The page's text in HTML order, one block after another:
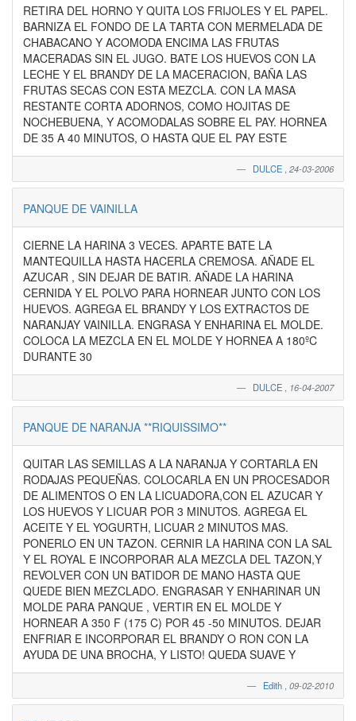
RETIRA DEL HORNO Y QUITA LOS FRIJOLES Y EL PAPEL.
BARNIZA EL FONDO DE LA TARTA CON MERMELADA DE
CHABACANO Y ACOMODA ENCIMA LAS FRUTAS
MACERADAS SIN EL JUGO. BATE LOS HUEVOS CON LA
LECHE Y EL BRANDY DE LA MACERACION, BAÑA LAS
FRUTAS SECAS CON ESTA MEZCLA. CON LA MASA
RESTANTE CORTA ADORNOS, COMO HOJITAS DE
NOCHEBUENA, Y ACOMODALAS SOBRE EL PAY. HORNEA
DE 35 A 40 MINUTOS, O HASTA QUE EL PAY ESTE
DULCE 24-03-2006
PANQUE DE VAINILLA
CIERNE LA HARINA 3 VECES. APARTE BATE LA
MANTEQUILLA HASTA HACERLA CREMOSA. AÑADE EL
AZUCAR , SIN DEJAR DE BATIR. AÑADE LA HARINA
CERNIDA Y EL POLVO PARA HORNEAR JUNTO CON LOS
HUEVOS. AGREGA EL BRANDY Y LOS EXTRACTOS DE
NARANJAY VAINILLA. ENGRASA Y ENHARINA EL MOLDE.
COLOCA LA MEZCLA EN EL MOLDE Y HORNEA A 180ºC
DURANTE 30
DULCE 16-04-2007
PANQUE DE NARANJA **RIQUISSIMO**
QUITAR LAS SEMILLAS A LA NARANJA Y CORTARLA EN
RODAJAS PEQUEÑAS. COLOCARLA EN UN PROCESADOR
DE ALIMENTOS O EN LA LICUADORA,CON EL AZUCAR Y
LOS HUEVOS Y LICUAR POR 3 MINUTOS. AGREGA EL
ACEITE Y EL YOGURTH, LICUAR 2 MINUTOS MAS.
PONERLO EN UN TAZON. CERNIR LA HARINA CON LA SAL
Y EL ROYAL E INCORPORAR ALA MEZCLA DEL TAZON,Y
REVOLVER CON UN BATIDOR DE MANO HASTA QUE
QUEDE BIEN MEZCLADO. ENGRASAR Y ENHARINAR UN
MOLDE PARA PANQUE , VERTIR EN EL MOLDE Y
HORNEAR A 350 F (175 C) POR 45 -50 MINUTOS. DEJAR
ENFRIAR E INCORPORAR EL BRANDY O RON CON LA
AYUDA DE UNA BROCHA, Y LISTO! QUEDA SUAVE Y
Edith 09-02-2010